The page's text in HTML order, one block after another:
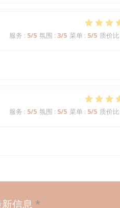
服务 : 5/5 氛围 : 3/5 菜单 : 5/5 质价比
服务 : 5/5 氛围 : 5/5 菜单 : 5/5 质价比
信息 *